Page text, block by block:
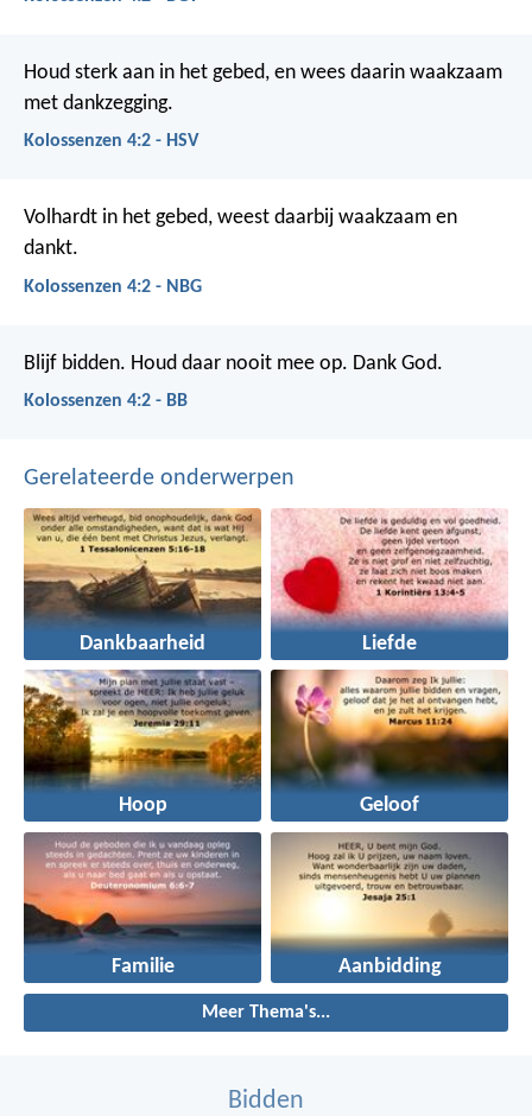
Houd sterk aan in het gebed, en wees daarin waakzaam
met dankzegging.
Kolossenzen 4:2 - HSV
Volhardt in het gebed, weest daarbij waakzaam en
dankt.
Kolossenzen 4:2 - NBG
Blijf bidden. Houd daar nooit mee op. Dank God.
Kolossenzen 4:2 - BB
Gerelateerde onderwerpen
Dankbaarheid Liefde
Hoop Geloof
Familie Aanbidding
Meer Thema's...
Bidden